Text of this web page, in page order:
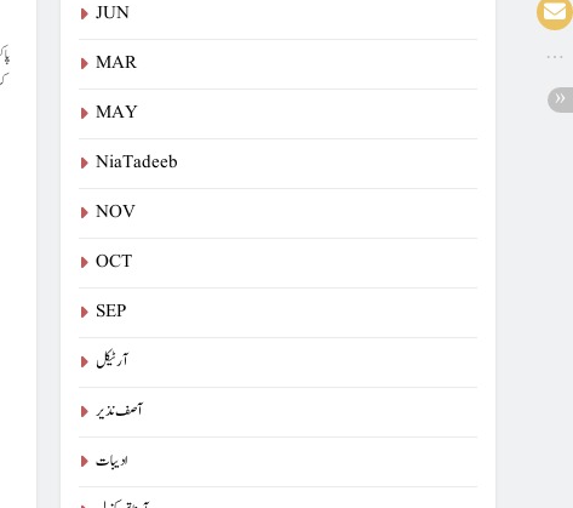
JUN
MAR
MAY
NiaTadeeb
NOV
OCT
SEP
آرٹیکل
آصف نذیر
ادیبات